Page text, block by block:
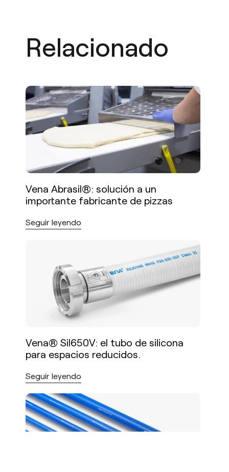
Relacionado
Vena Abrasil®: solución a un
importante fabricante de pizzas
Seguir leyendo
Vena® Sil650V: el tubo de silicona
para espacios reducidos.
Seguir leyendo